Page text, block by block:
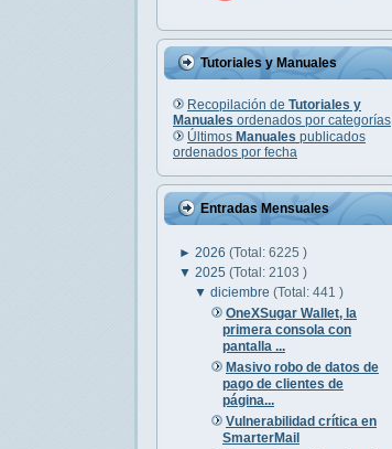
Tutoriales y Manuales
Recopilación de Tutoriales y
Manuales ordenados por categorías
Últimos Manuales publicados
ordenados por fecha
Entradas Mensuales
► 2026 (Total: 6225 )
▼ 2025 (Total: 2103 )
▼diciembre(Total: 441 )
OneXSugar Wallet, la
primera consola con
pantalla ...
Masivo robo de datos de
pago de clientes de
página...
Vulnerabilidad crítica en
SmarterMail